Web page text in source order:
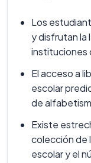
Los
y disfrutan la
instituciones
El acceso a
escolar
de
Existe
colección de
escolar y el